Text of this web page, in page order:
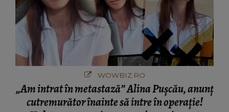
WOWBIZ.RO
„Am intrat în metastază” Alina Pușcău, anunț
cutremurător înainte să intre în operație!